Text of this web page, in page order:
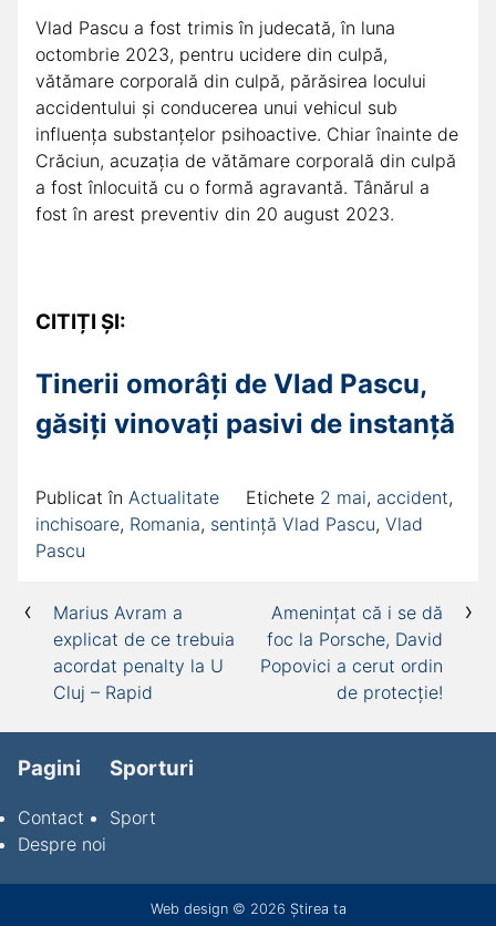
Vlad Pascu a fost trimis în judecată, în luna
octombrie 2023, pentru ucidere din culpă,
vătămare corporală din culpă, părăsirea locului
accidentului şi conducerea unui vehicul sub
influenţa substanţelor psihoactive. Chiar înainte de
Crăciun, acuzația de vătămare corporală din culpă
a fost înlocuită cu o formă agravantă. Tânărul a
fost în arest preventiv din 20 august 2023.
CITIȚI ȘI:
Tinerii omorâți de Vlad Pascu,
găsiți vinovați pasivi de instanță
Publicat în Actualitate Etichete 2 mai, accident,
inchisoare, Romania, sentință Vlad Pascu, Vlad
Pascu
Navigare
articole
Amenințat că i se dă
foc la Porsche, David
Popovici a cerut ordin
de protecție!
Marius Avram a
explicat de ce trebuia
acordat penalty la U
Cluj – Rapid
Pagini
Contact
Despre noi
Sporturi
Sport
Web design© 2026 Știrea ta